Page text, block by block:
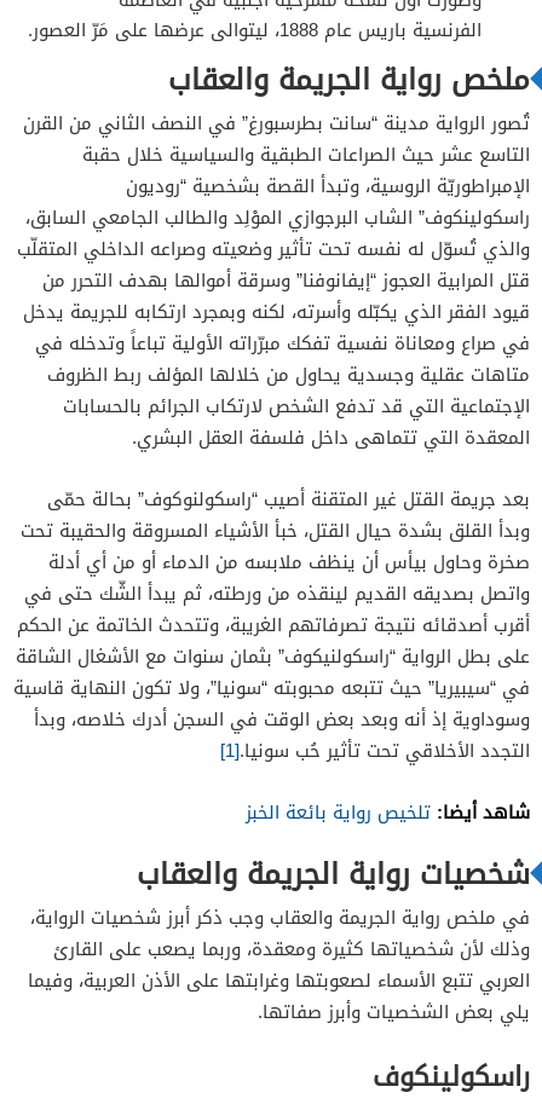
الفرنسية باريس عام 1888، ليتوالى عرضها على مَرّ العصور.
ملخص رواية الجريمة والعقاب
تُصور الرواية مدينة “سانت بطرسبورغ” في النصف الثاني من القرن
التاسع عشر حيث الصراعات الطبقية والسياسية خلال حقبة
الإمبراطوريّة الروسية، وتبدأ القصة بشخصية “روديون
راسكولينكوف” الشاب البرجوازي الموْلِد والطالب الجامعي السابق،
والذي تُسوّل له نفسه تحت تأثير وضعيته وصراعه الداخلي المتقلّب
قتل المرابية العجوز “إيفانوفنا” وسرقة أموالها بهدف التحرر من
قيود الفقر الذي يكبّله وأسرته، لكنه وبمجرد ارتكابه للجريمة يدخل
في صراع ومعاناة نفسية تفكك مبرّراته الأولية تباعاً وتدخله في
متاهات عقلية وجسدية يحاول من خلالها المؤلف ربط الظروف
الإجتماعية التي قد تدفع الشخص لارتكاب الجرائم بالحسابات
المعقدة التي تتماهى داخل فلسفة العقل البشري.
بعد جريمة القتل غير المتقنة أصيب “راسكولنوكوف” بحالة حمّى
وبدأ القلق بشدة حيال القتل، خبأ الأشياء المسروقة والحقيبة تحت
صخرة وحاول بيأس أن ينظف ملابسه من الدماء أو من أي أدلة
واتصل بصديقه القديم لينقذه من ورطته، ثم يبدأ الشّك حتى في
أقرب أصدقائه نتيجة تصرفاتهم الغريبة، وتتحدث الخاتمة عن الحكم
على بطل الرواية “راسكولنيكوف” بثمان سنوات مع الأشغال الشاقة
في “سيبيريا” حيث تتبعه محبوبته “سونيا”، ولا تكون النهاية قاسية
وسوداوية إذ أنه وبعد بعض الوقت في السجن أدرك خلاصه، وبدأ
التجدد الأخلاقي تحت تأثير حُب سونيا.[1]
شاهد أيضا: تلخيص رواية بائعة الخبز
شخصيات رواية الجريمة والعقاب
في ملخص رواية الجريمة والعقاب وجب ذكر أبرز شخصيات الرواية،
وذلك لأن شخصياتها كثيرة ومعقدة، وربما يصعب على القارئ
العربي تتبع الأسماء لصعوبتها وغرابتها على الأذن العربية، وفيما
يلي بعض الشخصيات وأبرز صفاتها.
راسكولينكوف